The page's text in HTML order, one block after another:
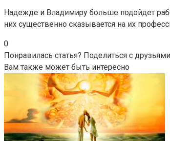
Надежде и Владимиру больше подойдет
них существенно сказывается на их
0
Понравилась статья? Поделиться с
Вам также может быть интересно